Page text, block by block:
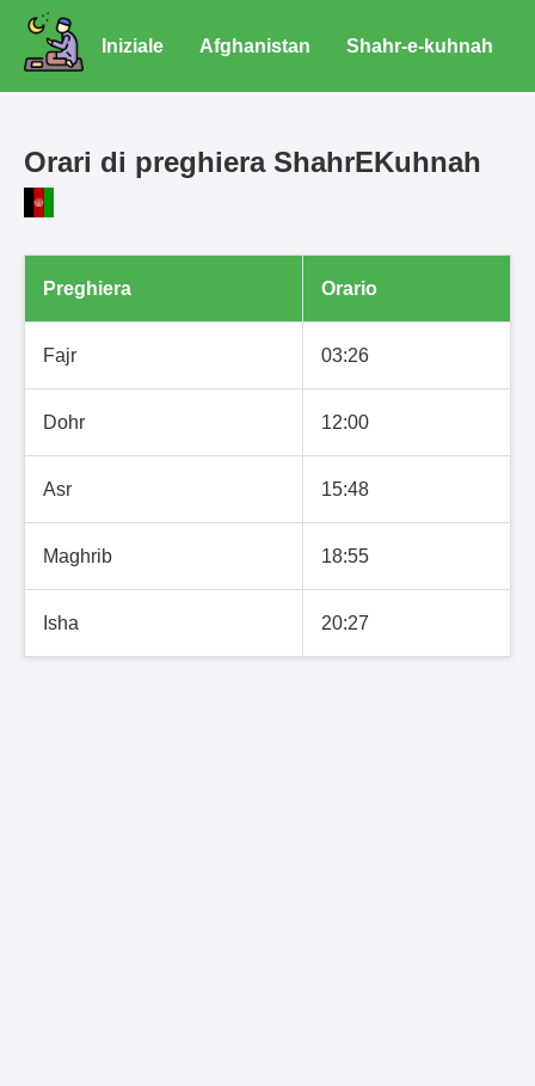
Iniziale Afghanistan Shahr-e-kuhnah
Orari di preghiera ShahrEKuhnah
Preghiera Orario
Fajr 03:26
Dohr 12:00
Asr 15:48
Maghrib 18:55
Isha 20:27